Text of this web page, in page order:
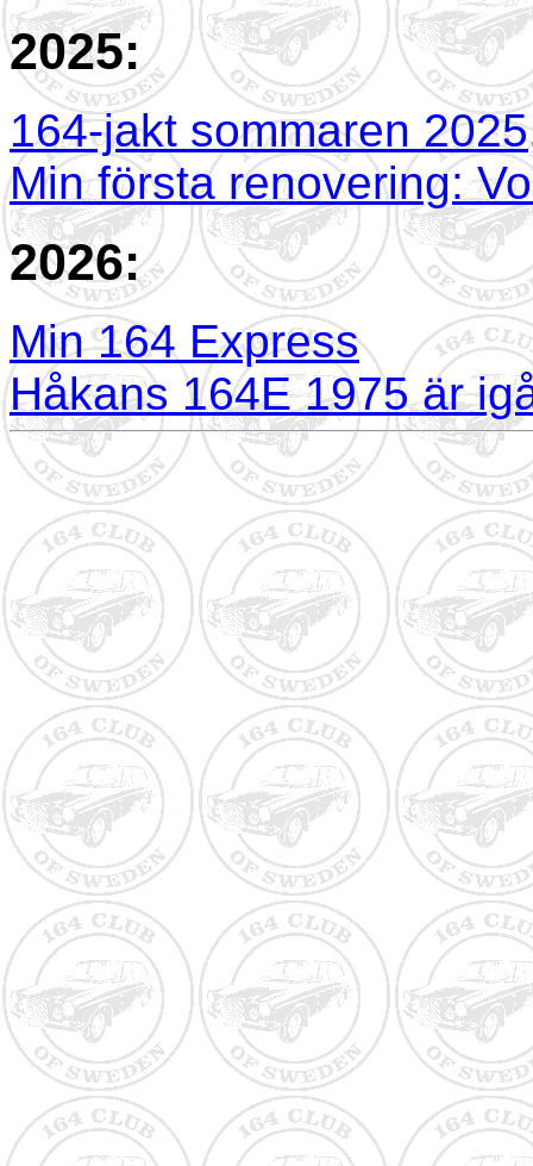
2025:
164-jakt sommaren
Min första renovering:
2026:
Min 164 Express
Håkans 164E 1975 är